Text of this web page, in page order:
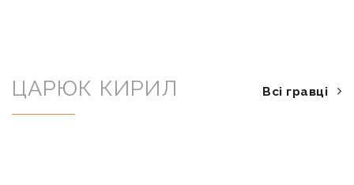
ЦАРЮК КИРИЛ Всі гравці